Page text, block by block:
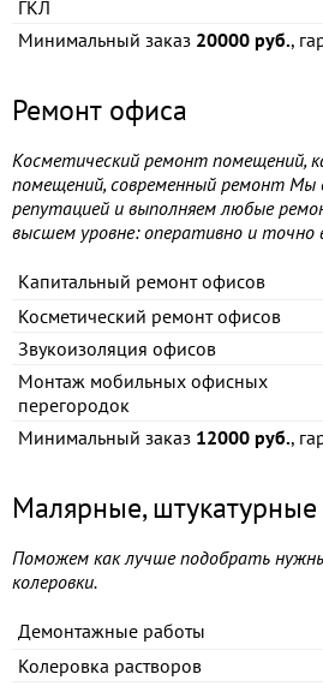
ГКЛ
Минимальный заказ 20000 руб.,
Ремонт офиса
Косметический ремонт помещений,
помещений, современный ремонт Мы
репутацией и выполняем любые
высшем уровне: оперативно и точно
Капитальный ремонт офисов
Косметический ремонт офисов
Звукоизоляция офисов
Монтаж мобильных офисных
перегородок
Минимальный заказ 12000 руб.,
Малярные,
Поможем как лучше подобрать
колеровки.
Демонтажные работы
Колеровка растворов